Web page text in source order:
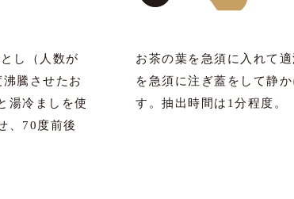
し（人数が
騰させたお
湯冷ましを使
、70度前後
お茶の葉を急須に入れて
を急須に注ぎ蓋をして静
す。抽出時間は1分程度。